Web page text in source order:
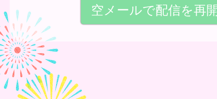
空メールで配信を再